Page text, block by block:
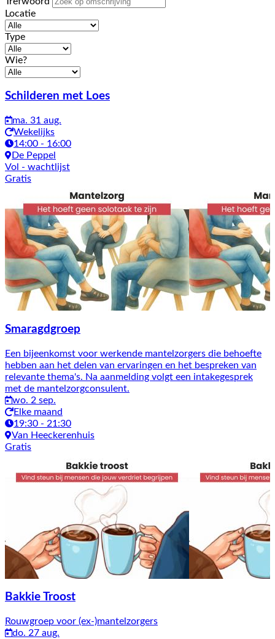
Locatie
Type
Wie?
Activiteiten
Schilderen met Loes
ma. 31 aug.
Wekelijks
14:00 - 16:00
De Peppel
Vol - wachtlijst
Gratis
Smaragdgroep
Een bijeenkomst voor werkende mantelzorgers die behoefte
hebben aan het delen van ervaringen en het bespreken van
relevante thema's. Na aanmelding volgt een intakegesprek
met de mantelzorgconsulent.
wo. 2 sep.
Elke maand
19:30 - 21:30
Van Heeckerenhuis
Gratis
Bakkie Troost
Rouwgroep voor (ex-)mantelzorgers
do. 27 aug.